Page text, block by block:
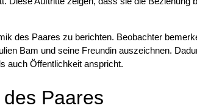
des Paares zu berichten. Beobachter
Bam und seine Freundin auszeichnen.
auch Öffentlichkeit anspricht.
Paares